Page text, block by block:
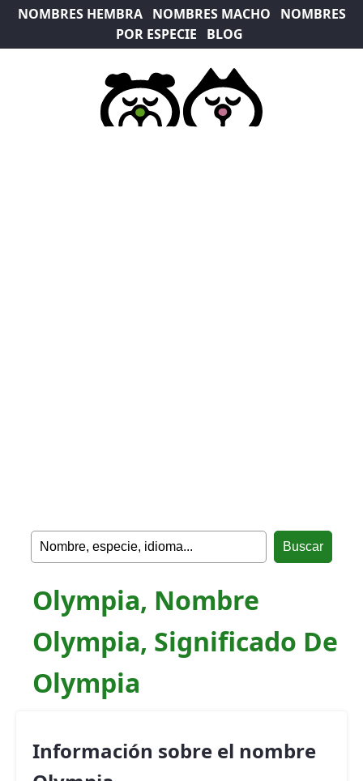
NOMBRES HEMBRA NOMBRES MACHO
NOMBRES
POR ESPECIE
BLOG
Olympia, Nombre
Olympia, Significado De
Olympia
Información sobre el nombre